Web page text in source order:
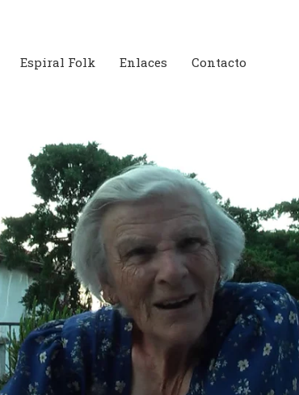
Espiral Folk Enlaces Contacto